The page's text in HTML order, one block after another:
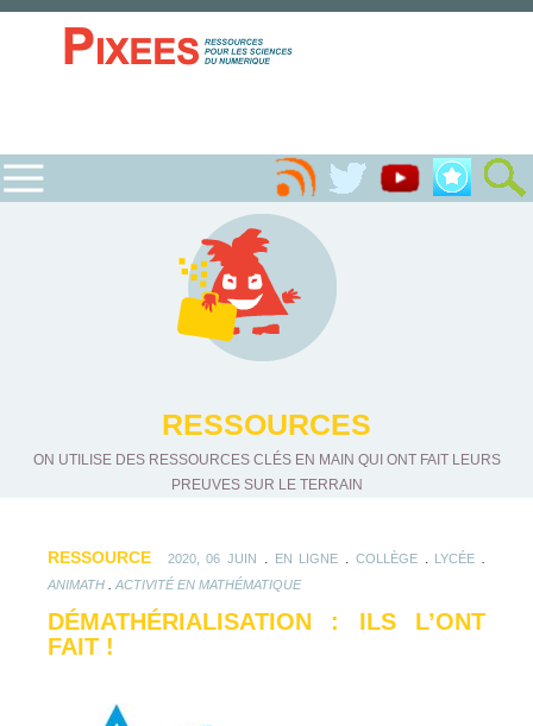
RESSOURCES
ON UTILISE DES RESSOURCES CLÉS EN MAIN QUI ONT FAIT LEURS
PREUVES SUR LE TERRAIN
RESSOURCE 2020, 06 JUIN EN LIGNE COLLÈGE. LYCÉE
ANIMATH ACTIVITÉ EN MATHÉMATIQUE
DÉMATHÉRIALISATION : ILS L’ONT
FAIT !